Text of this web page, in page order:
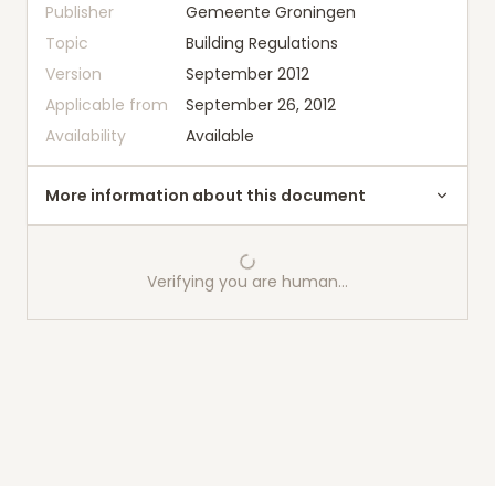
Publisher
Gemeente Groningen
Topic
Building Regulations
Version
September 2012
Applicable from
September 26, 2012
Availability
Available
More information about this document
Verifying you are human…